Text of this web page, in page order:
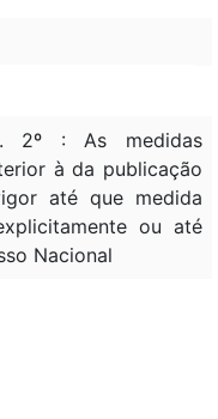
2º : As medidas
à da publicação
até que medida
ou até
Nacional